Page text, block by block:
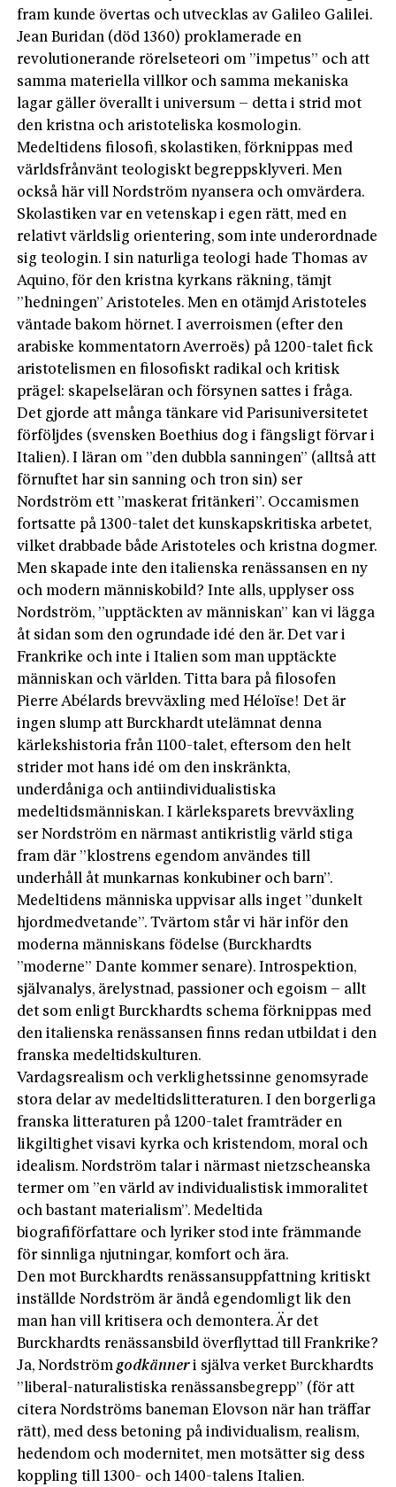
fram kunde övertas och utvecklas av Galileo Galilei.
Jean Buridan (död 1360) proklamerade en
revolutionerande rörelseteori om ”impetus” och att
samma materiella villkor och samma mekaniska
lagar gäller överallt i universum – detta i strid mot
den kristna och aristoteliska kosmologin.
Medeltidens filosofi, skolastiken, förknippas med
världsfrånvänt teologiskt begreppsklyveri. Men
också här vill Nordström nyansera och omvärdera.
Skolastiken var en vetenskap i egen rätt, med en
relativt världslig orientering, som inte underordnade
sig teologin. I sin naturliga teologi hade Thomas av
Aquino, för den kristna kyrkans räkning, tämjt
”hedningen” Aristoteles. Men en otämjd Aristoteles
väntade bakom hörnet. I averroismen (efter den
arabiske kommentatorn Averroës) på 1200-talet fick
aristotelismen en filosofiskt radikal och kritisk
prägel: skapelseläran och försynen sattes i fråga.
Det gjorde att många tänkare vid Parisuniversitetet
förföljdes (svensken Boethius dog i fängsligt förvar i
Italien). I läran om ”den dubbla sanningen” (alltså att
förnuftet har sin sanning och tron sin) ser
Nordström ett ”maskerat fritänkeri”. Occamismen
fortsatte på 1300-talet det kunskapskritiska arbetet,
vilket drabbade både Aristoteles och kristna dogmer.
Men skapade inte den italienska renässansen en ny
och modern människobild? Inte alls, upplyser oss
Nordström, ”upptäckten av människan” kan vi lägga
åt sidan som den ogrundade idé den är. Det var i
Frankrike och inte i Italien som man upptäckte
människan och världen. Titta bara på filosofen
Pierre Abélards brevväxling med Héloïse! Det är
ingen slump att Burckhardt utelämnat denna
kärlekshistoria från 1100-talet, eftersom den helt
strider mot hans idé om den inskränkta,
underdåniga och antiindividualistiska
medeltidsmänniskan. I kärleksparets brevväxling
ser Nordström en närmast antikristlig värld stiga
fram där ”klostrens egendom användes till
underhåll åt munkarnas konkubiner och barn”.
Medeltidens människa uppvisar alls inget ”dunkelt
hjordmedvetande”. Tvärtom står vi här inför den
moderna människans födelse (Burckhardts
”moderne” Dante kommer senare). Introspektion,
självanalys, ärelystnad, passioner och egoism – allt
det som enligt Burckhardts schema förknippas med
den italienska renässansen finns redan utbildat i den
franska medeltidskulturen.
Vardagsrealism och verklighetssinne genomsyrade
stora delar av medeltidslitteraturen. I den borgerliga
franska litteraturen på 1200-talet framträder en
likgiltighet visavi kyrka och kristendom, moral och
idealism. Nordström talar i närmast nietzscheanska
termer om ”en värld av individualistisk immoralitet
och bastant materialism”. Medeltida
biografiförfattare och lyriker stod inte främmande
för sinnliga njutningar, komfort och ära.
Den mot Burckhardts renässansuppfattning kritiskt
inställde Nordström är ändå egendomligt lik den
man han vill kritisera och demontera. Är det
Burckhardts renässansbild överflyttad till Frankrike?
Ja, Nordströmgodkänneri själva verket Burckhardts
”liberal-naturalistiska renässansbegrepp” (för att
citera Nordströms baneman Elovson när han träffar
rätt), med dess betoning på individualism, realism,
hedendom och modernitet, men motsätter sig dess
koppling till 1300- och 1400-talens Italien.